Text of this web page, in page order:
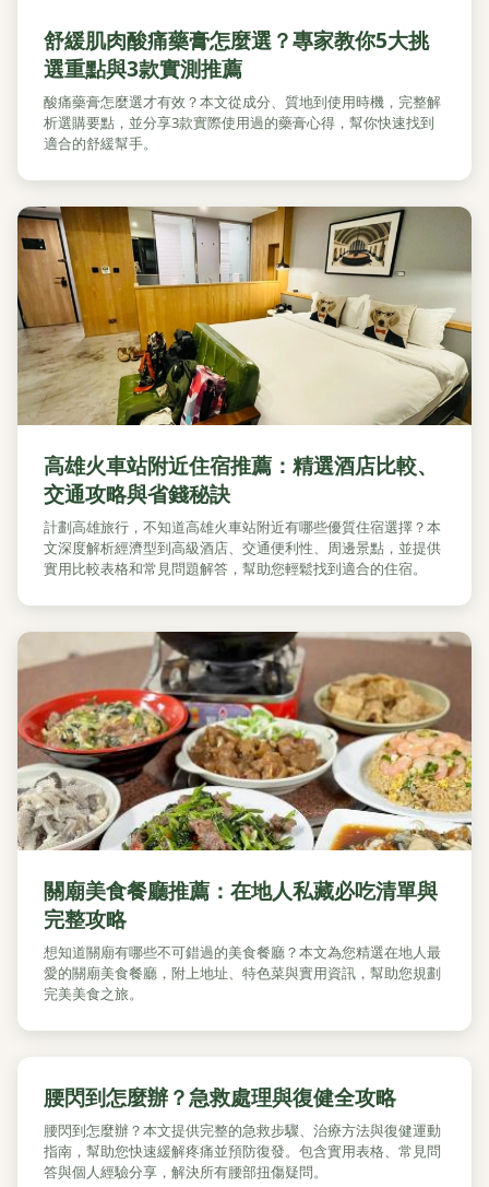
舒緩肌肉酸痛藥膏怎麼選？專家教你5大挑
選重點與3款實測推薦
酸痛藥膏怎麼選才有效？本文從成分、質地到使用時機，完整解
析選購要點，並分享3款實際使用過的藥膏心得，幫你快速找到
適合的舒緩幫手。
高雄火車站附近住宿推薦：精選酒店比較、
交通攻略與省錢秘訣
計劃高雄旅行，不知道高雄火車站附近有哪些優質住宿選擇？本
文深度解析經濟型到高級酒店、交通便利性、周邊景點，並提供
實用比較表格和常見問題解答，幫助您輕鬆找到適合的住宿。
關廟美食餐廳推薦：在地人私藏必吃清單與
完整攻略
想知道關廟有哪些不可錯過的美食餐廳？本文為您精選在地人最
愛的關廟美食餐廳，附上地址、特色菜與實用資訊，幫助您規劃
完美美食之旅。
腰閃到怎麼辦？急救處理與復健全攻略
腰閃到怎麼辦？本文提供完整的急救步驟、治療方法與復健運動
指南，幫助您快速緩解疼痛並預防復發。包含實用表格、常見問
答與個人經驗分享，解決所有腰部扭傷疑問。